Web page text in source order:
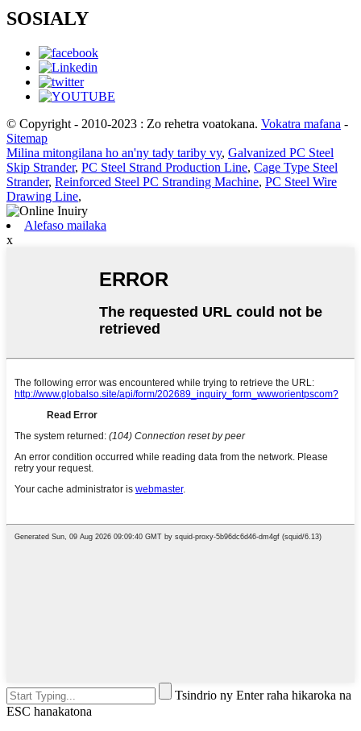
SOSIALY
© Copyright - 2010-2023 : Zo rehetra voatokana. Vokatra mafana -
Sitemap
Milina mitongilana ho an'ny tady tariby vy, Galvanized PC Steel
Skip Strander, PC Steel Strand Production Line, Cage Type Steel
Strander, Reinforced Steel PC Stranding Machine, PC Steel Wire
Drawing Line,
Alefaso mailaka
x
Tsindrio ny Enter raha hikaroka na
ESC hanakatona